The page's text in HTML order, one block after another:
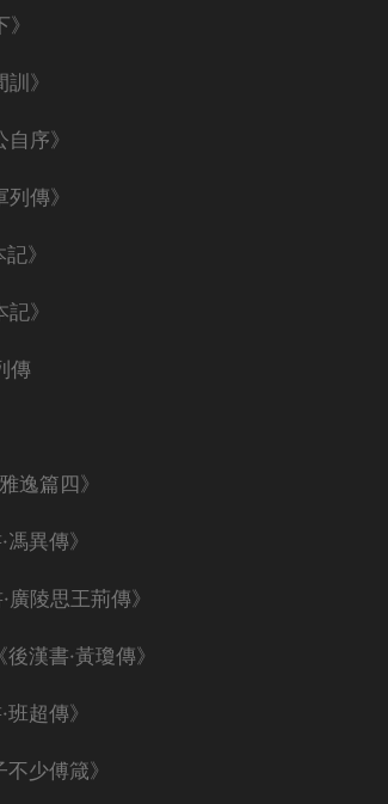
》
序》
傳》
》
》
傳
逸篇四》
異傳》
陵思王荊傳》
漢書·黃瓊傳》
超傳》
少傅箴》